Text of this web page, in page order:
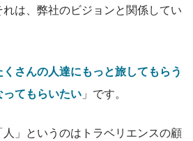
は、弊社のビジョンと関係してい
くさんの人達にもっと旅してもらう
てもらいたい 」です。
」というのはトラベリエンスの顧